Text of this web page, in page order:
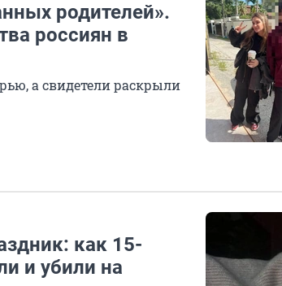
родителей».
россиян в
а свидетели раскрыли
как 15-
и убили на